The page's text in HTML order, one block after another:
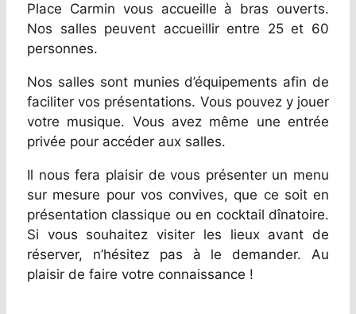
Place Carmin vous accueille à bras ouverts.
Nos salles peuvent accueillir entre 25 et 60
personnes.
Nos salles sont munies d’équipements afin de
faciliter vos présentations. Vous pouvez y jouer
votre musique. Vous avez même une entrée
privée pour accéder aux salles.
Il nous fera plaisir de vous présenter un menu
sur mesure pour vos convives, que ce soit en
présentation classique ou en cocktail dînatoire.
Si vous souhaitez visiter les lieux avant de
réserver, n’hésitez pas à le demander. Au
plaisir de faire votre connaissance !